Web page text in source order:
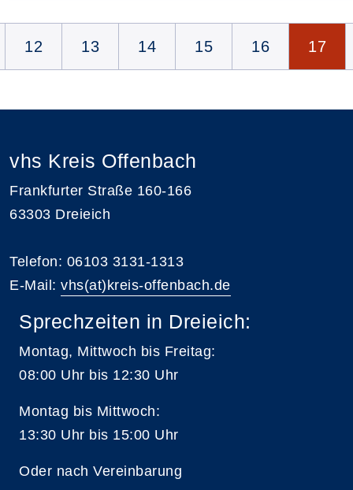
12 13 14 15 16 17
vhs Kreis Offenbach
Frankfurter Straße 160-166
63303 Dreieich
Telefon: 06103 3131-1313
E-Mail: vhs(at)kreis-offenbach.de
Sprechzeiten in Dreieich:
Montag, Mittwoch bis Freitag:
08:00 Uhr bis 12:30 Uhr
Montag bis Mittwoch:
13:30 Uhr bis 15:00 Uhr
Oder nach Vereinbarung